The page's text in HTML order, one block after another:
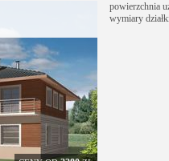
powierzchnia
wymiary